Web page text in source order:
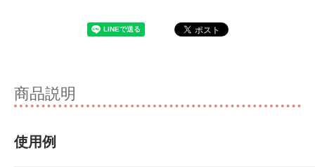
商品説明
使用例